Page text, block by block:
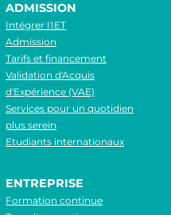
ADMISSION
Intégrer l'IET
Admission
Tarifs et financement
Validation d'Acquis
d'Expérience (VAE)
Services pour un quotidien
plus serein
Etudiants internationaux
ENTREPRISE
Formation continue